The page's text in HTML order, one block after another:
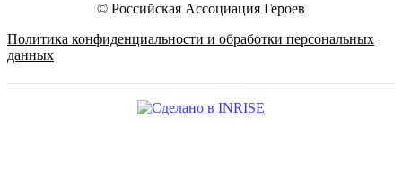
© Российская Ассоциация Героев
Политика конфиденциальности и обработки персональных
данных